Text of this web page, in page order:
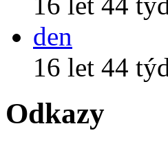
den
16 let 44
Odkazy